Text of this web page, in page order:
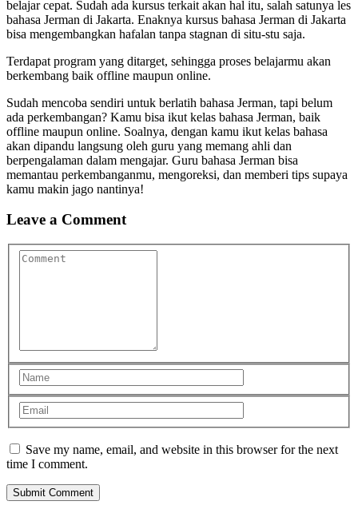
belajar cepat. Sudah ada kursus terkait akan hal itu, salah satunya les
bahasa Jerman di Jakarta. Enaknya kursus bahasa Jerman di Jakarta
bisa mengembangkan hafalan tanpa stagnan di situ-stu saja.
Terdapat program yang ditarget, sehingga proses belajarmu akan
berkembang baik offline maupun online.
Sudah mencoba sendiri untuk berlatih bahasa Jerman, tapi belum
ada perkembangan? Kamu bisa ikut kelas bahasa Jerman, baik
offline maupun online. Soalnya, dengan kamu ikut kelas bahasa
akan dipandu langsung oleh guru yang memang ahli dan
berpengalaman dalam mengajar. Guru bahasa Jerman bisa
memantau perkembanganmu, mengoreksi, dan memberi tips supaya
kamu makin jago nantinya!
Leave a Comment
Save my name, email, and website in this browser for the next
time I comment.